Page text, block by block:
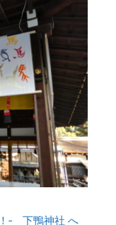
‐ 下鴨神社 へ